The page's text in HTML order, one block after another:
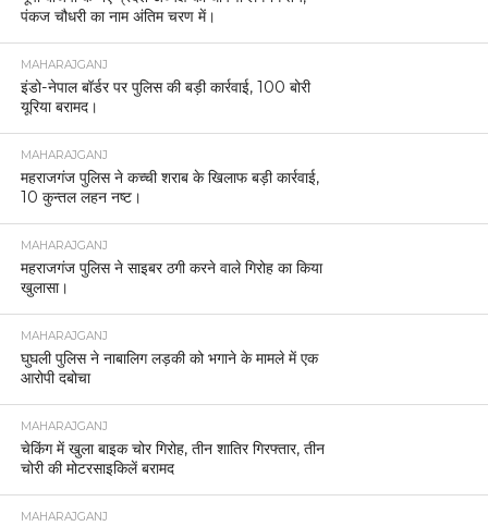
पंकज चौधरी का नाम अंतिम चरण में।
MAHARAJGANJ
इंडो-नेपाल बॉर्डर पर पुलिस की बड़ी कार्रवाई, 100 बोरी
यूरिया बरामद।
MAHARAJGANJ
महराजगंज पुलिस ने कच्ची शराब के खिलाफ बड़ी कार्रवाई,
10 कुन्तल लहन नष्ट।
MAHARAJGANJ
महराजगंज पुलिस ने साइबर ठगी करने वाले गिरोह का किया
खुलासा।
MAHARAJGANJ
घुघली पुलिस ने नाबालिग लड़की को भगाने के मामले में एक
आरोपी दबोचा
MAHARAJGANJ
चेकिंग में खुला बाइक चोर गिरोह, तीन शातिर गिरफ्तार, तीन
चोरी की मोटरसाइकिलें बरामद
MAHARAJGANJ